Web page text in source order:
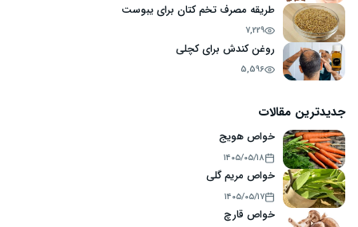
طریقه مصرف تخم کتان برای یبوست
7,229
روغن کندش برای کچلی
5,596
جدیدترین مقالات
خواص هویج
۱۴۰۵/۰۵/۱۸
خواص مریم گلی
۱۴۰۵/۰۵/۱۷
خواص قارچ